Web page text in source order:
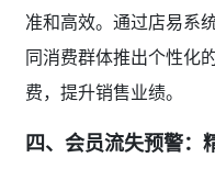
准和高效。通过店易系
同消费群体推出个性化
费，提升销售业绩。
四、会员流失预警：